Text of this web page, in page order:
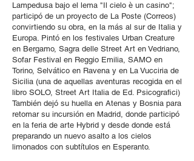
Lampedusa bajo el lema "Il cielo è un casino";
participó de un proyecto de La Poste (Correos)
convirtiendo su obra, en la más al sur de Italia y
Europa. Pintó en los festivales Urban Creature
en Bergamo, Sagra delle Street Art en Vedriano,
Sofar Festival en Reggio Emilia, SAMO en
Torino, Selvático en Ravena y en La Vucciria de
Sicilia (una de aquellas aventuras recogida en el
libro SOLO, Street Art Italia de Ed. Psicografici)
También dejó su huella en Atenas y Bosnia para
retomar su incursión en Madrid, donde participó
en la feria de arte Hybrid y desde donde está
preparando un nuevo asalto a los cielos
limonados con subtítulos en Esperanto.